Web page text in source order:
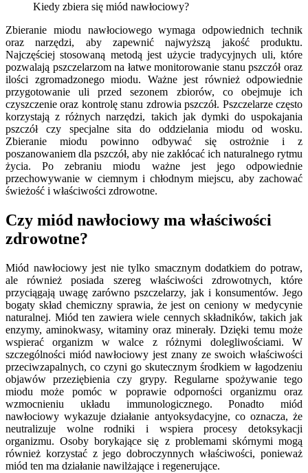
Kiedy zbiera się miód nawłociowy?
Zbieranie miodu nawłociowego wymaga odpowiednich technik
oraz narzędzi, aby zapewnić najwyższą jakość produktu.
Najczęściej stosowaną metodą jest użycie tradycyjnych uli, które
pozwalają pszczelarzom na łatwe monitorowanie stanu pszczół oraz
ilości zgromadzonego miodu. Ważne jest również odpowiednie
przygotowanie uli przed sezonem zbiorów, co obejmuje ich
czyszczenie oraz kontrolę stanu zdrowia pszczół. Pszczelarze często
korzystają z różnych narzędzi, takich jak dymki do uspokajania
pszczół czy specjalne sita do oddzielania miodu od wosku.
Zbieranie miodu powinno odbywać się ostrożnie i z
poszanowaniem dla pszczół, aby nie zakłócać ich naturalnego rytmu
życia. Po zebraniu miodu ważne jest jego odpowiednie
przechowywanie w ciemnym i chłodnym miejscu, aby zachować
świeżość i właściwości zdrowotne.
Czy miód nawłociowy ma właściwości
zdrowotne?
Miód nawłociowy jest nie tylko smacznym dodatkiem do potraw,
ale również posiada szereg właściwości zdrowotnych, które
przyciągają uwagę zarówno pszczelarzy, jak i konsumentów. Jego
bogaty skład chemiczny sprawia, że jest on ceniony w medycynie
naturalnej. Miód ten zawiera wiele cennych składników, takich jak
enzymy, aminokwasy, witaminy oraz minerały. Dzięki temu może
wspierać organizm w walce z różnymi dolegliwościami. W
szczególności miód nawłociowy jest znany ze swoich właściwości
przeciwzapalnych, co czyni go skutecznym środkiem w łagodzeniu
objawów przeziębienia czy grypy. Regularne spożywanie tego
miodu może pomóc w poprawie odporności organizmu oraz
wzmocnieniu układu immunologicznego. Ponadto miód
nawłociowy wykazuje działanie antyoksydacyjne, co oznacza, że
neutralizuje wolne rodniki i wspiera procesy detoksykacji
organizmu. Osoby borykające się z problemami skórnymi mogą
również korzystać z jego dobroczynnych właściwości, ponieważ
miód ten ma działanie nawilżające i regenerujące.